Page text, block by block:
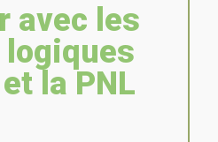
avec les
la PNL